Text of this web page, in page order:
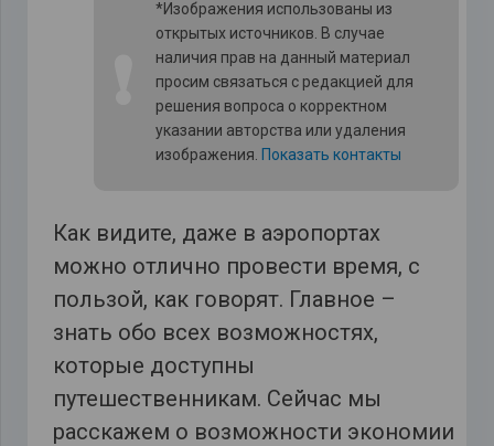
*Изображения использованы из
открытых источников. В случае
наличия прав на данный материал
просим связаться с редакцией для
решения вопроса о корректном
указании авторства или удаления
изображения. Показать контакты
Как видите, даже в аэропортах
можно отлично провести время, с
пользой, как говорят. Главное –
знать обо всех возможностях,
которые доступны
путешественникам. Сейчас мы
расскажем о возможности экономии